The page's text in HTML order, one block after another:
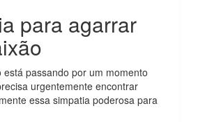
para agarrar
está passando por um momento
urgentemente encontrar
essa simpatia poderosa para